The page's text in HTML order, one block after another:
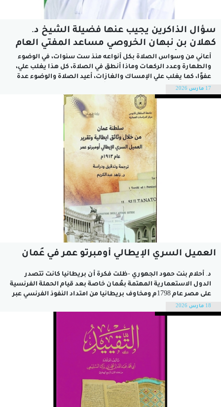
سؤال الذاكرين يجيب عنها فضيلة الشيخ د.
كهلان بن نبهان الخروصي مساعد المفتي العام
لسلطنة عُمان
أعاني من وسواس الصلاة بكل أنواعه منذ ست سنوات، في الوضوء
والطهارة وعدد الركعات وماذا أنطق في الصلاة، كل هذا يغلب علي،
عفوًا، كما يغلب علي الإمساك والغازات، أعيد الصلاة والوضوء عدة
مرات حتى أصبحت فيها مشقة، كيف أتصرف في هذه الحالة؟ للعلم
بأنني حاولت أن أتجاهل، إلا...
17 مارس 2026
العميل السري الإيطالي أومبرتو عمر في عُمان
د. أحلام بنت حمود الجهوري -ظلت فكرة أن بريطانيا كانت تتصدر
الدول الاستعمارية المهتمة بعُمان خاصة بعد قيام الحملة الفرنسية
على مصر عام 1798م ومخاوف بريطانيا من امتداد النفوذ الفرنسي عبر
البحر الأحمر إلى المحيط الهندي وتهديد مواصلاتها إلى الهند؛ غير أن
الوثائق التي تتكشف للباحثين تتيح لهم تقديم سردية...
18 مارس 2026